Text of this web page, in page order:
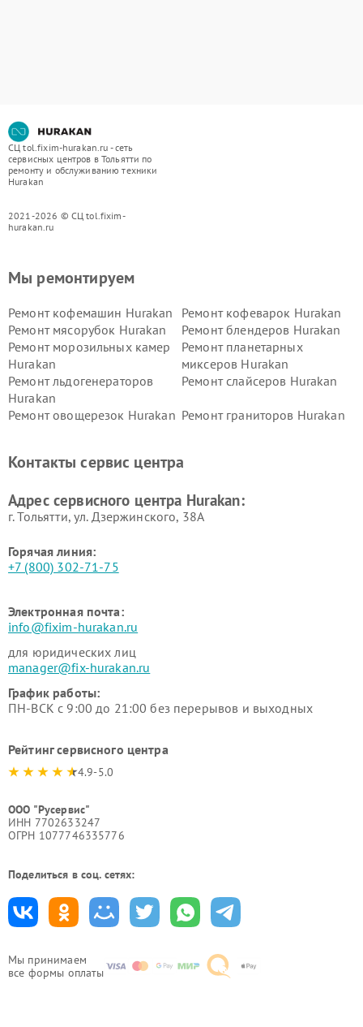
СЦ tol.fixim-hurakan.ru - сеть
сервисных центров в Тольятти по
ремонту и обслуживанию техники
Hurakan
2021-2026 © СЦ tol.fixim-
hurakan.ru
Мы принимаем
все формы оплаты
Мы ремонтируем
Ремонт кофемашин Hurakan
Ремонт кофеварок Hurakan
Ремонт мясорубок Hurakan
Ремонт блендеров Hurakan
Ремонт морозильных камер
Hurakan
Ремонт планетарных
миксеров Hurakan
Ремонт льдогенераторов
Hurakan
Ремонт слайсеров Hurakan
Ремонт овощерезок Hurakan Ремонт граниторов Hurakan
Hurakan
Контакты сервис центра
Адрес сервисного центра Hurakan:
г. Тольятти, ул. Дзержинского, 38А
Горячая линия:
+7 (800) 302-71-75
Электронная почта:
info@fixim-hurakan.ru
для юридических лиц
manager@fix-hurakan.ru
График работы:
ПН-ВСК с 9:00 до 21:00 без перерывов и выходных
Рейтинг сервисного центра
4.9-5.0
ООО "Русервис"
ИНН 7702633247
ОГРН 1077746335776
Поделиться в соц. сетях: